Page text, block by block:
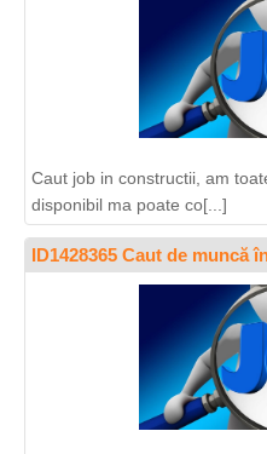
Caut job in constructii, am
disponibil ma poate co[...]
ID1428365 Caut de muncă